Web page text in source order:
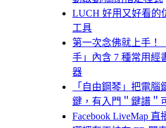
LUCH 好用又好看的
工具
第一次念佛就上手！
手」內含 7 種常用經
器
「自由鋼琴」把電腦
鍵，有入門＂鍵譜＂
Facebook LiveMap 直